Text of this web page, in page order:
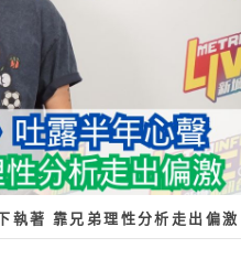
執著 靠兄弟理性分析走出偏激